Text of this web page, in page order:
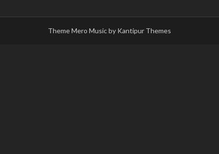
Theme Mero Music by Kantipur Themes